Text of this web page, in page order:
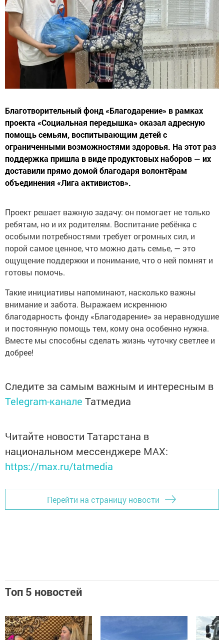
Благотворительный фонд «Благодарение» в рамках
проекта «Социальная передышка» оказал адресную
помощь семьям, воспитывающим детей с
ограниченными возможностями здоровья. На этот раз
поддержка пришла в виде продуктовых наборов — их
доставили прямо домой благодаря волонтёрам
объединения «Лига активистов».
Проект решает важную задачу: он помогает не только
ребятам, но и их родителям. Воспитание ребёнка с
особыми потребностями требует огромных сил, и
порой самое ценное, что можно дать семье, — это
ощущение поддержки и понимание, что о ней помнят и
готовы помочь.
Такие инициативы напоминают, насколько важны
внимание и забота. Выражаем искреннюю
благодарность фонду «Благодарение» за неравнодушие
и постоянную помощь тем, кому она особенно нужна.
Вместе мы способны сделать жизнь чуточку светлее и
добрее!
Следите за самым важным и интересным в
Telegram-канале Татмедиа
Читайте новости Татарстана в
национальном мессенджере MАХ:
https://max.ru/tatmedia
Перейти на страницу новости
Топ 5 новостей